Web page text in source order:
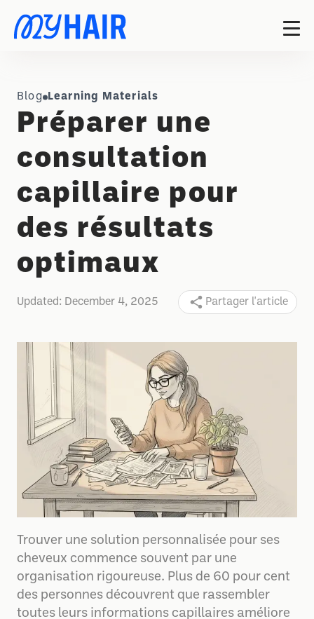
Blog Learning Materials
Préparer une
consultation
capillaire pour
des résultats
optimaux
Updated: December 4, 2025 Partager l'article
Trouver une solution personnalisée pour ses
cheveux commence souvent par une
organisation rigoureuse. Plus de 60 pour cent
des personnes découvrent que rassembler
toutes leurs informations capillaires améliore